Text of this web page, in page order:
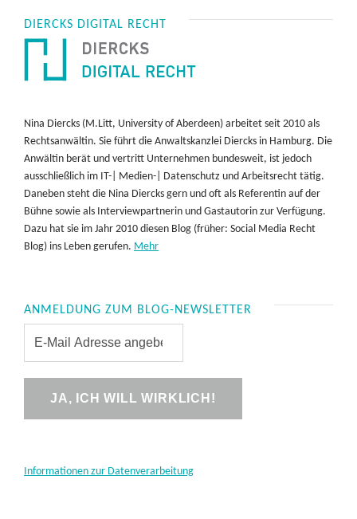
DIERCKS DIGITAL RECHT
Nina Diercks (M.Litt, University of Aberdeen) arbeitet seit 2010 als
Rechtsanwältin. Sie führt die Anwaltskanzlei Diercks in Hamburg. Die
Anwältin berät und vertritt Unternehmen bundesweit, ist jedoch
ausschließlich im IT-| Medien-| Datenschutz und Arbeitsrecht tätig.
Daneben steht die Nina Diercks gern und oft als Referentin auf der
Bühne sowie als Interviewpartnerin und Gastautorin zur Verfügung.
Dazu hat sie im Jahr 2010 diesen Blog (früher: Social Media Recht
Blog) ins Leben gerufen. Mehr
ANMELDUNG ZUM BLOG-NEWSLETTER
Informationen zur Datenverarbeitung